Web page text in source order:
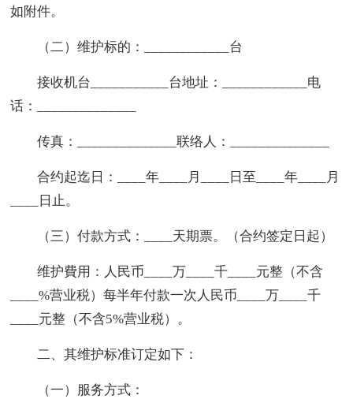
如附件。
（二）维护标的：____________台
接收机台___________台地址：____________电
话：______________
传真：______________联络人：______________
合约起迄日：____年____月____日至____年____月
____日止。
（三）付款方式：____天期票。（合约签定日起）
维护費用：人民币____万____千____元整（不含
____%营业税）每半年付款一次人民币____万____千
____元整（不含5%营业税）。
二、其维护标准订定如下：
（一）服务方式：